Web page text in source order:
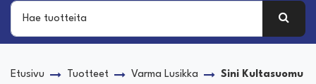
Etusivu Tuotteet Varma Lusikka Sini Kultasuomu